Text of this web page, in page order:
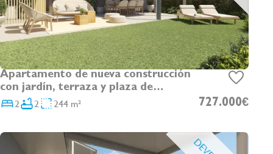
Apartamento de nueva construcción
con jardín, terraza y plaza de
aparcamiento en Palmanova
2 2 244 m² 727.000€